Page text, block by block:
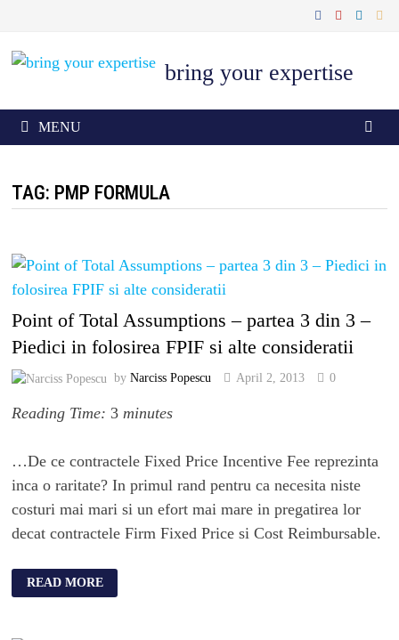
content
bring your expertise
MENU
TAG: PMP FORMULA
Point of Total Assumptions – partea 3 din 3 –
Piedici in folosirea FPIF si alte consideratii
by Narciss Popescu April 2, 2013 0
Reading Time: 3 minutes
…De ce contractele Fixed Price Incentive Fee reprezinta
inca o raritate? In primul rand pentru ca necesita niste
costuri mai mari si un efort mai mare in pregatirea lor
decat contractele Firm Fixed Price si Cost Reimbursable.
READ MORE